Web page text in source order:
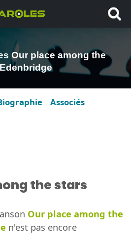
Our place among the
Associés
the stars
Our place among the
n'est pas encore